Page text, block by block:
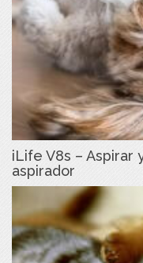
iLife V8s – Aspirar
aspirador